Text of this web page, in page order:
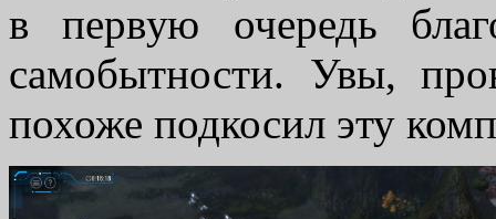
в первую очередь
самобытности. Увы,
похоже подкосил эту